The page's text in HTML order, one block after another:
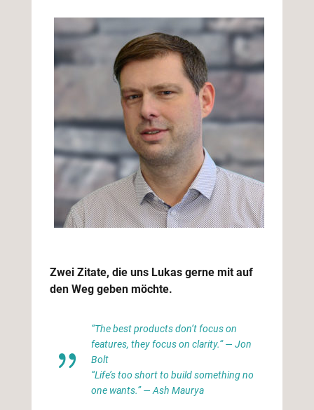
Zwei Zitate, die uns Lukas gerne mit auf
den Weg geben möchte.
“The best products don’t focus on
features, they focus on clarity.“ — Jon
Bolt
“Life’s too short to build something no
one wants.” — Ash Maurya